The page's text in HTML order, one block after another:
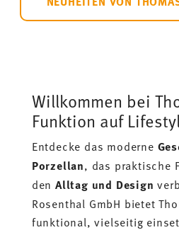
Willkommen bei
Funktion auf
Entdecke das moderne
Porzellan, das praktische
den Alltag und Design
Rosenthal GmbH bietet
funktional, vielseitig